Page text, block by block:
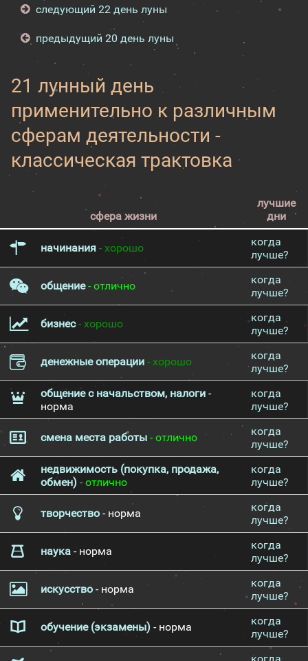
следующий 22 день луны
предыдущий 20 день луны
21 лунный день
применительно к различным
сферам деятельности -
классическая трактовка
сфера жизни
лучшие
дни
начинания - хорошо
когда
лучше?
общение- отлично
когда
лучше?
бизнес- хорошо
когда
лучше?
денежные операции - хорошо
когда
лучше?
общение с начальством, налоги -
норма
когда
лучше?
смена места работы - отлично
когда
лучше?
недвижимость (покупка, продажа,
обмен) - отлично
когда
лучше?
творчество - норма
когда
лучше?
наука - норма
когда
лучше?
искусство - норма
когда
лучше?
обучение (экзамены) - норма
когда
лучше?